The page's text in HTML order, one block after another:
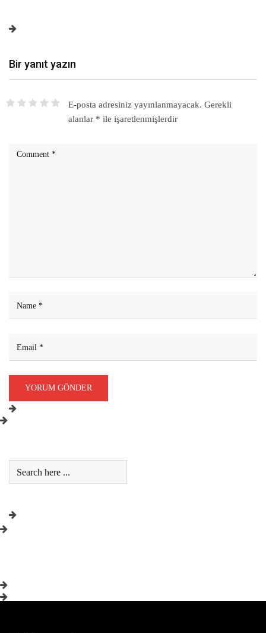
Bir yanıt yazın
E-posta adresiniz yayınlanmayacak. Gerekli
alanlar * ile işaretlenmişlerdir